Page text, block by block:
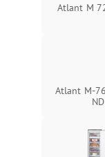
Atlant М
Atlant М-
ND